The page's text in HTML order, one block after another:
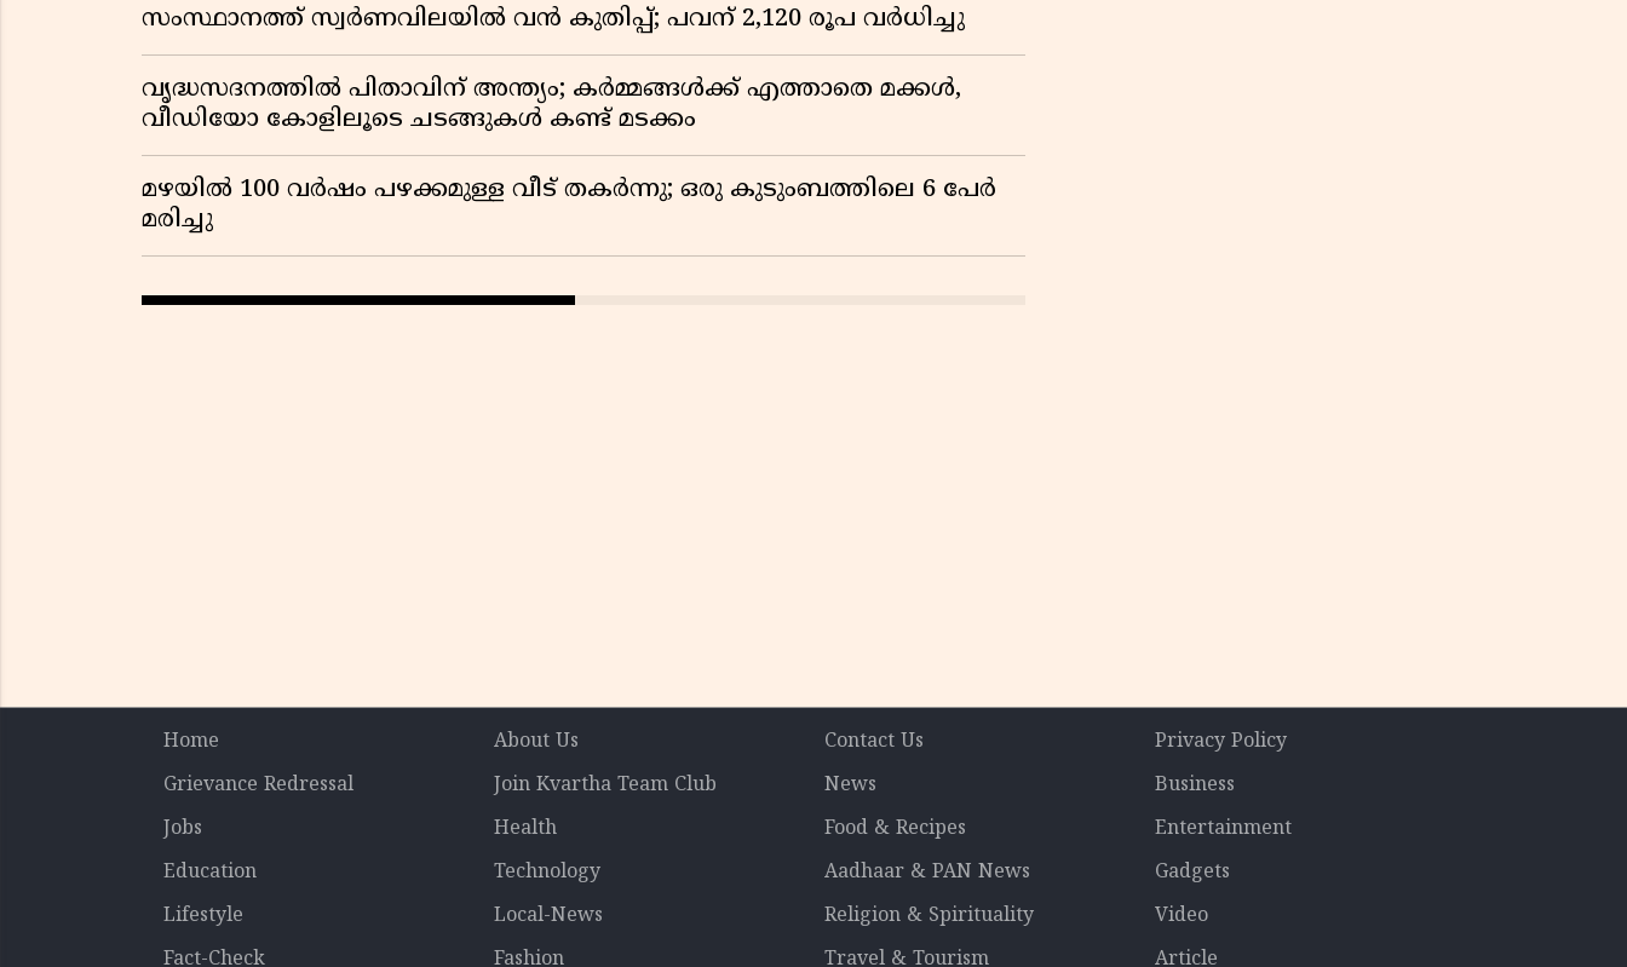
സംസ്ഥാനത്ത് സ്വര്‍ണവിലയില്‍ വന്‍ കുതിപ്പ്; പവന് 2,120 രൂപ വര്‍ധിച്ചു
വൃദ്ധസദനത്തിൽ പിതാവിന് അന്ത്യം; കർമ്മങ്ങൾക്ക് എത്താതെ മക്കൾ,
വീഡിയോ കോളിലൂടെ ചടങ്ങുകൾ കണ്ട് മടക്കം
മഴയിൽ 100 വർഷം പഴക്കമുള്ള വീട് തകർന്നു; ഒരു കുടുംബത്തിലെ 6 പേർ
മരിച്ചു
Home About Us Contact Us
Privacy Policy
Grievance Redressal
Join Kvartha Team Club News
Business
Jobs
Health Food & Recipes
Entertainment
Education
Technology Aadhaar & PAN News
Gadgets
Lifestyle
Local-News Religion & Spirituality
Video
Fact-Check
Fashion Travel & Tourism Article